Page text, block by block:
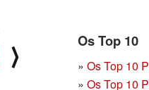
Os Top 10
» Os Top 10
» Os Top 10
⟩